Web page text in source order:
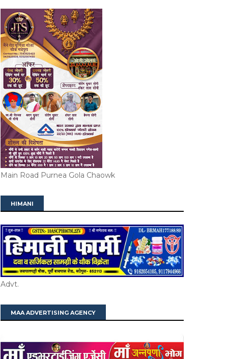
Main Road Purnea Gola Chaowk
HIMANI
Advt.
MAA ADVERTISING AGENCY